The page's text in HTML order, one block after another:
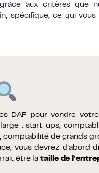
aux critères que
spécifique, ce qui vous
DAF pour vendre
: start-ups,
comptabilité de grands
vous devrez d’abord
être la taille de